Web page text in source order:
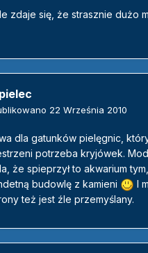
zdaje się, że strasznie dużo
22 Września 2010
dla gatunków pielęgnic,
potrzeba kryjówek.
że spieprzył to akwarium
budowlę z kamieni
I
też jest źle przemyślany.